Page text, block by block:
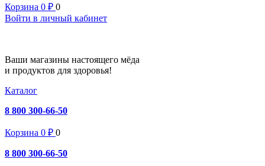
Корзина 0 ₽ 0
Войти в личный кабинет
Ваши магазины настоящего мёда
и продуктов для здоровья!
Каталог
8 800 300-66-50
Корзина 0 ₽ 0
8 800 300-66-50